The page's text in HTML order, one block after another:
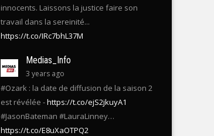
Les médias font les coupables et les
innocents. Laissons la justice faire son
https://t.co/IRc7bhL37M
Medias_Info
3 years ago
#Ozark : la date de diffusion de la saison 2
est révélée -https://t.co/ejS2jkuyA1